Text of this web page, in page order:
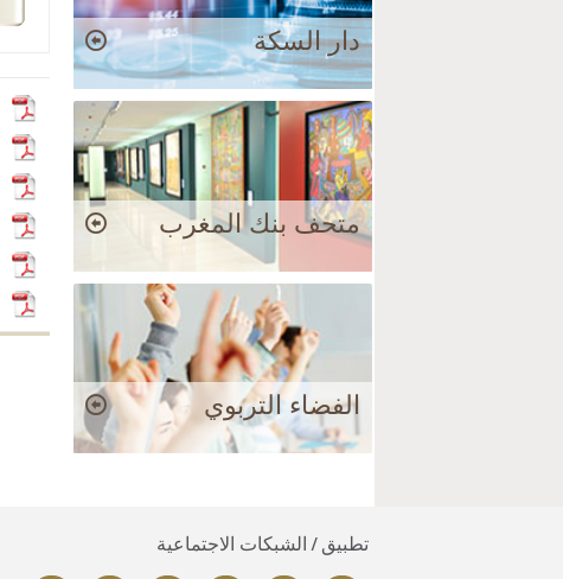
دار السكة
متحف بنك المغرب
الفضاء التربوي
تطبيق / الشبكات الاجتماعية